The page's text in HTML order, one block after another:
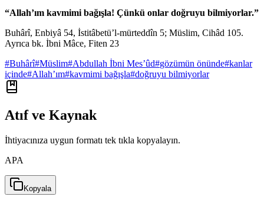
“Allah’ım kavmimi bağışla! Çünkü onlar doğruyu bilmiyorlar.”
Buhârî, Enbiyâ 54, İstitâbetü’l-mürteddîn 5; Müslim, Cihâd 105.
Ayrıca bk. İbni Mâce, Fiten 23
#Buhârî#Müslim#Abdullah İbni Mes’ûd#gözümün önünde#kanlar
içinde#Allah’ım#kavmimi bağışla#doğruyu bilmiyorlar
Atıf ve Kaynak
İhtiyacınıza uygun formatı tek tıkla kopyalayın.
APA
Kopyala